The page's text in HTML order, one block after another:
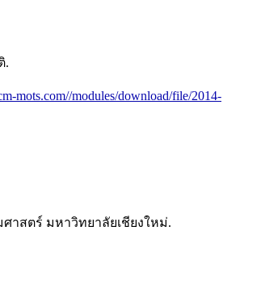
.
mots.com//modules/download/file/2014-
าสตร์ มหาวิทยาลัยเชียงใหม่.